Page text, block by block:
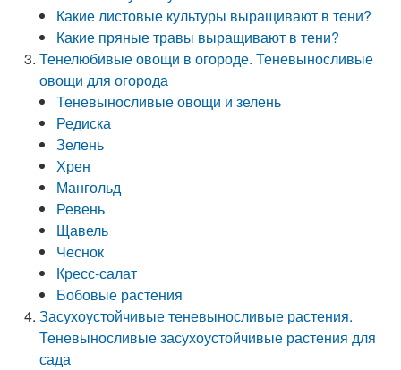
Какие листовые культуры выращивают в тени?
Какие пряные травы выращивают в тени?
Тенелюбивые овощи в огороде. Теневыносливые
овощи для огорода
Теневыносливые овощи и зелень
Редиска
Зелень
Хрен
Мангольд
Ревень
Щавель
Чеснок
Кресс-салат
Бобовые растения
Засухоустойчивые теневыносливые растения.
Теневыносливые засухоустойчивые растения для
сада